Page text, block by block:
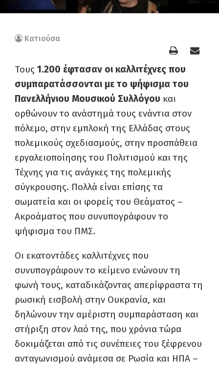
Κατιούσα
Τους 1.200 έφτασαν οι καλλιτέχνες που
συμπαρατάσσονται με το ψήφισμα του
Πανελλήνιου Μουσικού Συλλόγου και
ορθώνουν το ανάστημά τους ενάντια στον
πόλεμο, στην εμπλοκή της Ελλάδας στους
πολεμικούς σχεδιασμούς, στην προσπάθεια
εργαλειοποίησης του Πολιτισμού και της
Τέχνης για τις ανάγκες της πολεμικής
σύγκρουσης. Πολλά είναι επίσης τα
σωματεία και οι φορείς του Θεάματος –
Ακροάματος που συνυπογράφουν το
ψήφισμα του ΠΜΣ.
Οι εκατοντάδες καλλιτέχνες που
συνυπογράφουν το κείμενο ενώνουν τη
φωνή τους, καταδικάζοντας απερίφραστα τη
ρωσική εισβολή στην Ουκρανία, και
δηλώνουν την αμέριστη συμπαράσταση και
στήριξη στον λαό της, που χρόνια τώρα
δοκιμάζεται από τις συνέπειες του ξέφρενου
ανταγωνισμού ανάμεσα σε Ρωσία και ΗΠΑ –